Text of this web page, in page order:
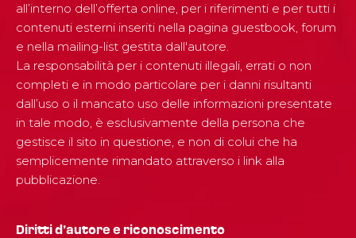
all’interno dell’offerta online, per i riferimenti e per tutti i
contenuti esterni inseriti nella pagina guestbook, forum
e nella mailing-list gestita dall'autore.
La responsabilità per i contenuti illegali, errati o non
completi e in modo particolare per i danni risultanti
dall’uso o il mancato uso delle informazioni presentate
in tale modo, è esclusivamente della persona che
gestisce il sito in questione, e non di colui che ha
semplicemente rimandato attraverso i link alla
pubblicazione.
Diritti d’autore e riconoscimento